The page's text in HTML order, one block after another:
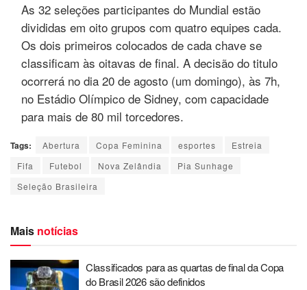
As 32 seleções participantes do Mundial estão
divididas em oito grupos com quatro equipes cada.
Os dois primeiros colocados de cada chave se
classificam às oitavas de final. A decisão do titulo
ocorrerá no dia 20 de agosto (um domingo), às 7h,
no Estádio Olímpico de Sidney, com capacidade
para mais de 80 mil torcedores.
Tags: Abertura Copa Feminina esportes
Estreia
Fifa
Futebol Nova Zelândia
Pia Sunhage
Seleção Brasileira
Mais notícias
Classificados para as quartas de final da Copa
do Brasil 2026 são definidos